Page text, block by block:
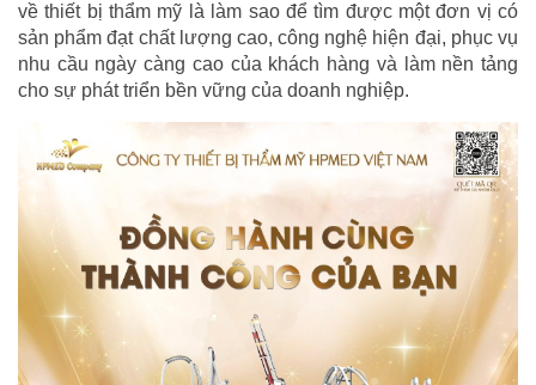
về thiết bị thẩm mỹ là làm sao để tìm được một đơn vị có
sản phẩm đạt chất lượng cao, công nghệ hiện đại, phục vụ
nhu cầu ngày càng cao của khách hàng và làm nền tảng
cho sự phát triển bền vững của doanh nghiệp.